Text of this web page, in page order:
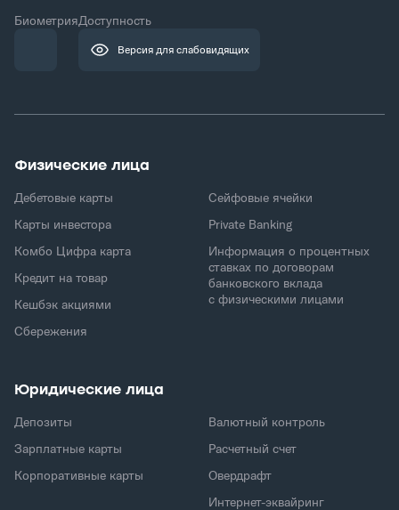
БиометрияДоступность
Версия для слабовидящих
Физические лица
Дебетовые карты
Карты инвестора
Комбо Цифра карта
Кредит на товар
Кешбэк акциями
Сбережения
Сейфовые ячейки
Private Banking
Информация о процентных
ставках по договорам
банковского вклада
с физическими лицами
Юридические лица
Депозиты
Зарплатные карты
Корпоративные карты
Валютный контроль
Расчетный счет
Овердрафт
Интернет-эквайринг